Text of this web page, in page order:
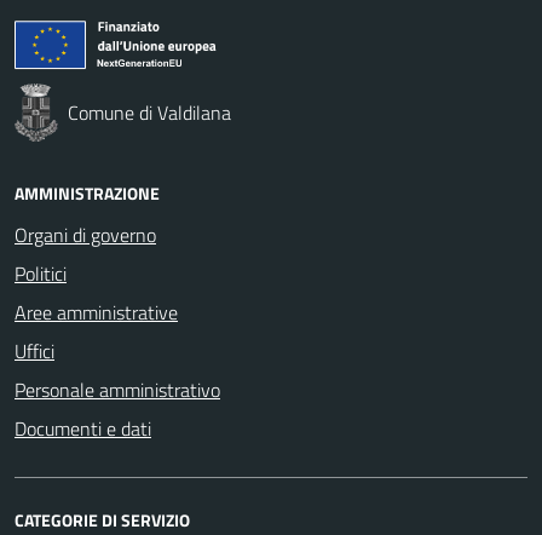
Comune di Valdilana
AMMINISTRAZIONE
Organi di governo
Politici
Aree amministrative
Uffici
Personale amministrativo
Documenti e dati
CATEGORIE DI SERVIZIO